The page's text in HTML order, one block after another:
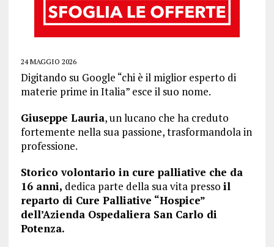
24 MAGGIO 2026
Digitando su Google “chi è il miglior esperto di
materie prime in Italia” esce il suo nome.
Giuseppe Lauria, un lucano che ha creduto
fortemente nella sua passione, trasformandola in
professione.
Storico volontario in cure palliative che da
16 anni, dedica parte della sua vita presso il
reparto di Cure Palliative “Hospice”
dell’Azienda Ospedaliera San Carlo di
Potenza.